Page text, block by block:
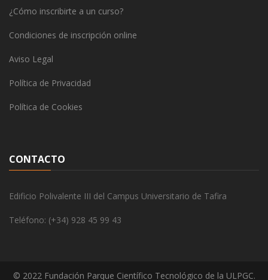
¿Cómo inscribirte a un curso?
Condiciones de inscripción online
Aviso Legal
Política de Privacidad
Política de Cookies
CONTACTO
Edificio Polivalente III del Campus Universitario de Tafira
Teléfono: (+34) 928 45 99 43
© 2022 Fundación Parque Científico Tecnológico de la ULPGC.